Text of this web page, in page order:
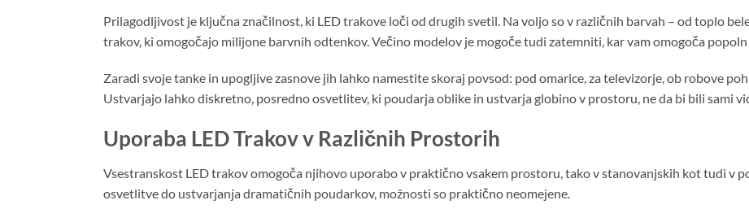
Prilagodljivost je ključna značilnost, ki LED trakove loči od drugih svetil. Na voljo so v različnih barvah – od toplo
trakov, ki omogočajo milijone barvnih odtenkov. Večino modelov je mogoče tudi zatemniti, kar vam omogoča
Zaradi svoje tanke in upogljive zasnove jih lahko namestite skoraj povsod: pod omarice, za televizorje, ob robove
Ustvarjajo lahko diskretno, posredno osvetlitev, ki poudarja oblike in ustvarja globino v prostoru, ne da bi bili sami
Uporaba LED Trakov v Različnih Prostorih
Vsestranskost LED trakov omogoča njihovo uporabo v praktično vsakem prostoru, tako v stanovanjskih kot tudi v
osvetlitve do ustvarjanja dramatičnih poudarkov, možnosti so praktično neomejene.